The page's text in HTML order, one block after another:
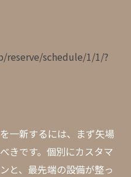
schedule/1/1/?
一新するには、まず矢場
きです。個別にカスタマ
と、最先端の設備が整っ